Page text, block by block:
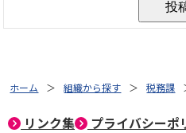
ホーム 組織から探す 税務課
リンク集 プライバシーポ